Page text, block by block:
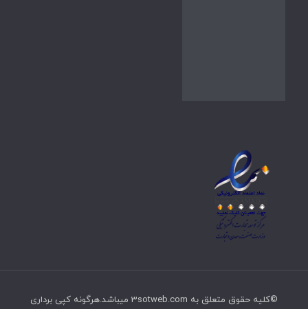
©کلیه حقوق متعلق به 3sotweb.com میباشد.هرگونه کپی برداری